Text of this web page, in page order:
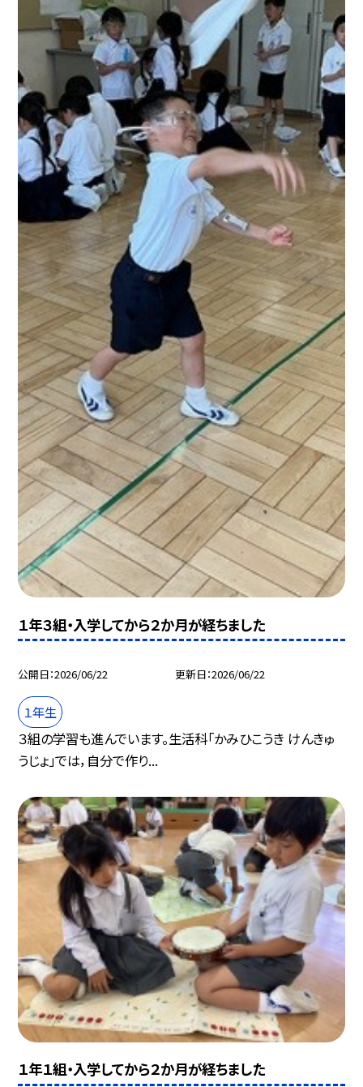
１年３組・入学してから２か月が経ちました
公開日 2026/06/22 更新日 2026/06/22
１年生
３組の学習も進んでいます。生活科「かみひこうき けんきゅ
うじょ」では，自分で作り...
１年１組・入学してから２か月が経ちました